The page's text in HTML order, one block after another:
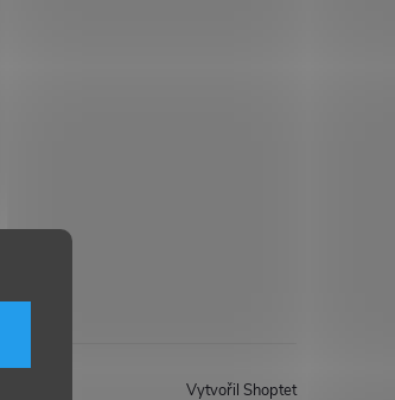
Vytvořil Shoptet